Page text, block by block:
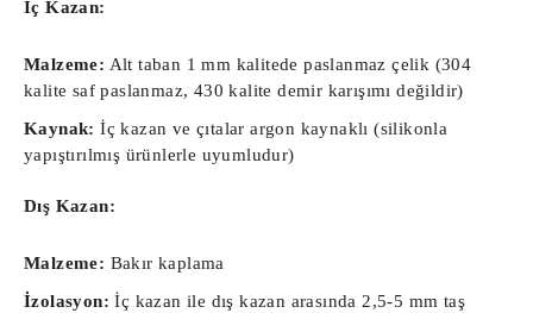
İç Kazan:
Malzeme: Alt taban 1 mm kalitede paslanmaz çelik (304
kalite saf paslanmaz, 430 kalite demir karışımı değildir)
Kaynak: İç kazan ve çıtalar argon kaynaklı (silikonla
yapıştırılmış ürünlerle uyumludur)
Dış Kazan:
Malzeme: Bakır kaplama
İzolasyon: İç kazan ile dış kazan arasında 2,5-5 mm taş